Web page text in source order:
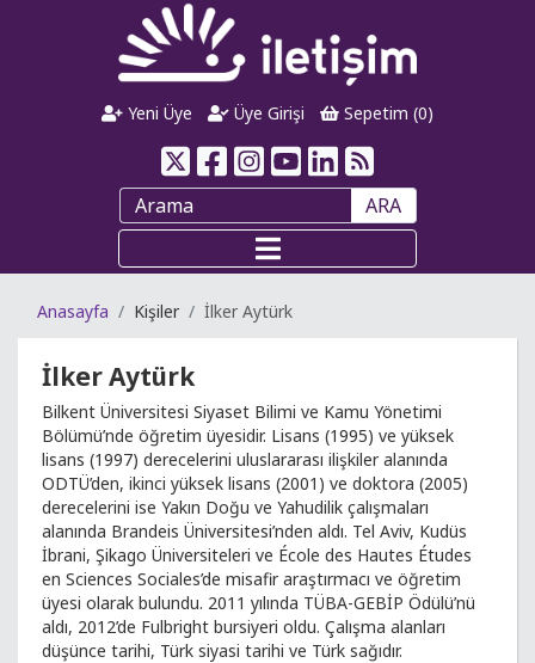
Yeni Üye Üye Girişi Sepetim (0)
ARA
Anasayfa Kişiler İlker Aytürk
İlker Aytürk
Bilkent Üniversitesi Siyaset Bilimi ve Kamu Yönetimi
Bölümü’nde öğretim üyesidir. Lisans (1995) ve yüksek
lisans (1997) derecelerini uluslararası ilişkiler alanında
ODTÜ’den, ikinci yüksek lisans (2001) ve doktora (2005)
derecelerini ise Yakın Doğu ve Yahudilik çalışmaları
alanında Brandeis Üniversitesi’nden aldı. Tel Aviv, Kudüs
İbrani, Şikago Üniversiteleri ve École des Hautes Études
en Sciences Sociales’de misafir araştırmacı ve öğretim
üyesi olarak bulundu. 2011 yılında TÜBA-GEBİP Ödülü’nü
aldı, 2012’de Fulbright bursiyeri oldu. Çalışma alanları
düşünce tarihi, Türk siyasi tarihi ve Türk sağıdır.